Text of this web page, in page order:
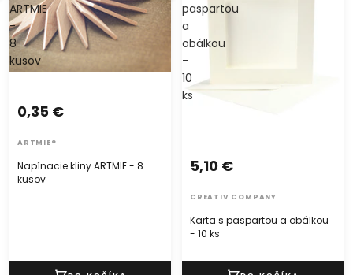
ARTMIE
-
8
kusov
Napínacie kliny ARTMIE - 8
kusov
0,35 €
ARTMIE®
paspartou
a
obálkou
-
10
ks
Karta s paspartou a obálkou
- 10 ks
5,10 €
CREATIV COMPANY